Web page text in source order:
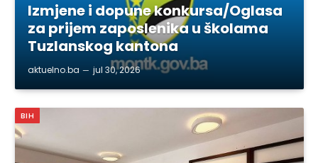
Izmjene i dopune konkursa/Oglasa
za prijem zaposlenika u školama
Tuzlanskog kantona
aktuelno.ba jul 30, 2026
BIH